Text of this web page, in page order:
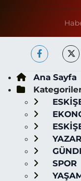
Ana Sayfa
SPOR